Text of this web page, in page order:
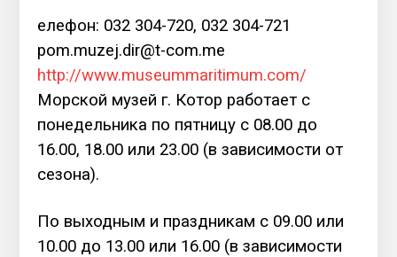
елефон: 032 304-720, 032 304-721
pom.muzej.dir@t-com.me
http://www.museummaritimum.com/
Морской музей г. Котор работает с
понедельника по пятницу с 08.00 до
16.00, 18.00 или 23.00 (в зависимости от
сезона).
По выходным и праздникам с 09.00 или
10.00 до 13.00 или 16.00 (в зависимости